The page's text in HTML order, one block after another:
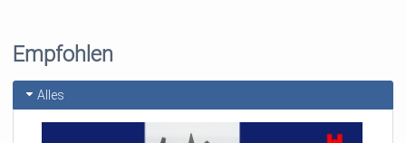
Empfohlen
Alles